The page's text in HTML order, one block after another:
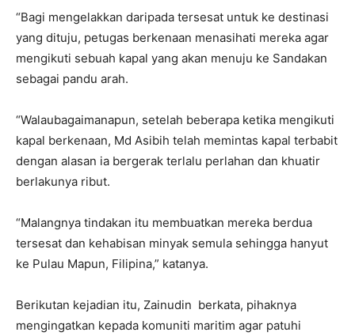
“Bagi mengelakkan daripada tersesat untuk ke destinasi
yang dituju, petugas berkenaan menasihati mereka agar
mengikuti sebuah kapal yang akan menuju ke Sandakan
sebagai pandu arah.
“Walaubagaimanapun, setelah beberapa ketika mengikuti
kapal berkenaan, Md Asibih telah memintas kapal terbabit
dengan alasan ia bergerak terlalu perlahan dan khuatir
berlakunya ribut.
“Malangnya tindakan itu membuatkan mereka berdua
tersesat dan kehabisan minyak semula sehingga hanyut
ke Pulau Mapun, Filipina,” katanya.
Berikutan kejadian itu, Zainudin berkata, pihaknya
mengingatkan kepada komuniti maritim agar patuhi